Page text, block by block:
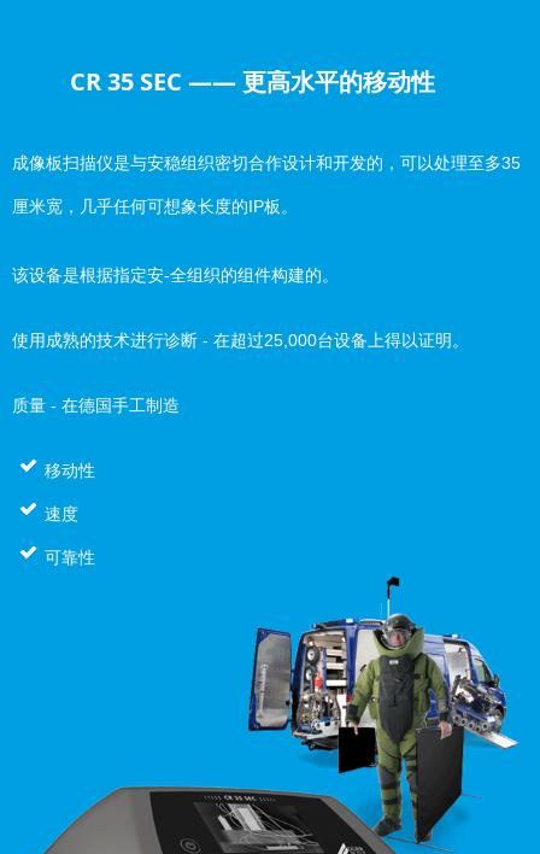
成像板扫描仪是与安稳组织密切合作设计和开发的，可以处理至多35
厘米宽，几乎任何可想象长度的IP板。
使用成熟的技术进行诊断 - 在超过25,000台设备上得以证明。
CR 35 SEC —— 更高水平的移动性
该设备是根据指定安-全组织的组件构建的。
质量 - 在德国手工制造
移动性
可靠性
速度